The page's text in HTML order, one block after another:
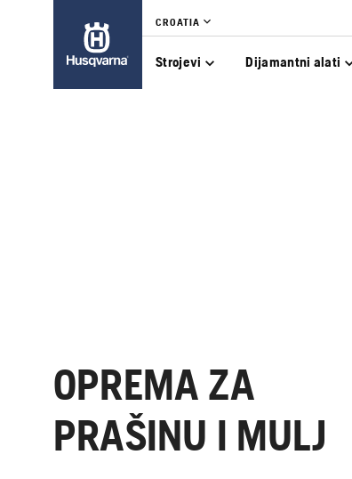
CROATIA
Strojevi Dijamantni alati
OPREMA ZA
PRAŠINU I MULJ